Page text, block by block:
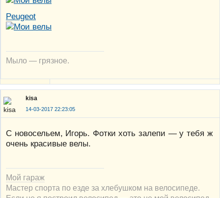
Peugeot
Мыло — грязное.
kisa
14-03-2017 22:23:05
С новосельем, Игорь. Фотки хоть залепи — у тебя ж
очень красивые велы.
Мой гараж
Мастер спорта по езде за хлебушком на велосипеде.